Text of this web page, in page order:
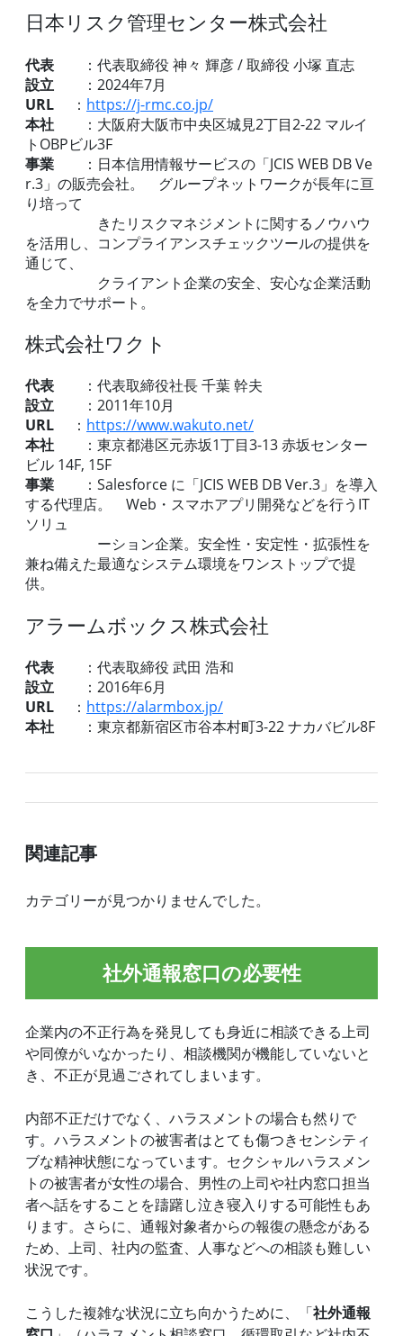
日本リスク管理センター株式会社
代表 ：代表取締役 神々 輝彦 / 取締役 小塚 直志
設立 ：2024年7月
URL ： https://j-rmc.co.jp/
本社 ：大阪府大阪市中央区城見2丁目2-22 マルイ
トOBPビル3F
事業 ：日本信用情報サービスの「JCIS WEB DB Ve
r.3」の販売会社。 グループネットワークが長年に亘
り培って
きたリスクマネジメントに関するノウハウ
を活用し、コンプライアンスチェックツールの提供を
通じて、
クライアント企業の安全、安心な企業活動
を全力でサポート。
株式会社ワクト
代表 ：代表取締役社長 千葉 幹夫
設立 ：2011年10月
URL ： https://www.wakuto.net/
本社 ：東京都港区元赤坂1丁目3-13 赤坂センター
ビル 14F, 15F
事業 ：Salesforce に「JCIS WEB DB Ver.3」を導入
する代理店。 Web・スマホアプリ開発などを行うIT
ソリュ
ーション企業。安全性・安定性・拡張性を
兼ね備えた最適なシステム環境をワンストップで提
供。
アラームボックス株式会社
代表 ：代表取締役 武田 浩和
設立 ：2016年6月
URL ： https://alarmbox.jp/
本社 ：東京都新宿区市谷本村町3-22 ナカバビル8F
関連記事
カテゴリーが見つかりませんでした。
社外通報窓口の必要性
企業内の不正行為を発見しても身近に相談できる上司
や同僚がいなかったり、相談機関が機能していないと
き、不正が見過ごされてしまいます。
内部不正だけでなく、ハラスメントの場合も然りで
す。ハラスメントの被害者はとても傷つきセンシティ
ブな精神状態になっています。セクシャルハラスメン
トの被害者が女性の場合、男性の上司や社内窓口担当
者へ話をすることを躊躇し泣き寝入りする可能性もあ
ります。さらに、通報対象者からの報復の懸念がある
ため、上司、社内の監査、人事などへの相談も難しい
状況です。
こうした複雑な状況に立ち向かうために、「社外通報